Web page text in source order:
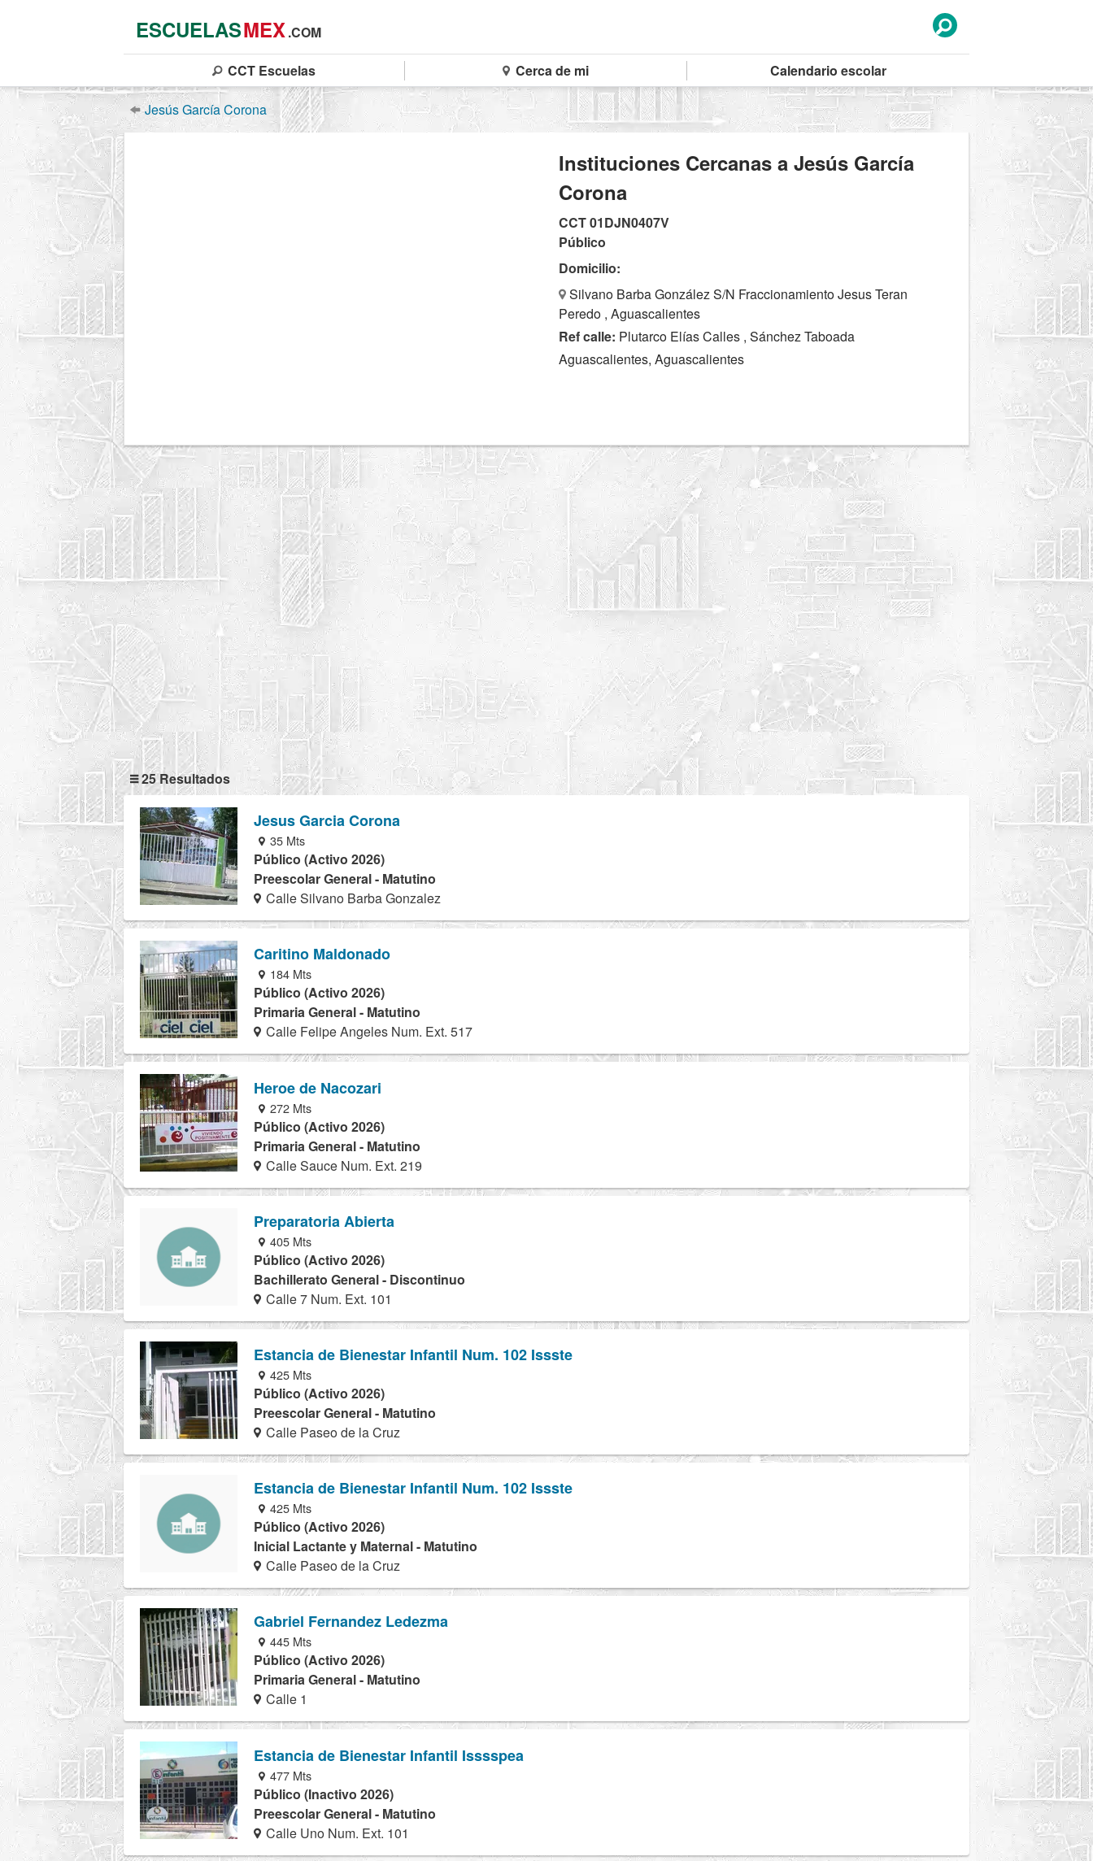
ESCUELASMEX.COM
CCT Escuelas Cerca de mi Calendario escolar
Jesús García Corona
Instituciones Cercanas a Jesús García
Corona
CCT 01DJN0407V
Público
Domicilio:
Silvano Barba González S/N Fraccionamiento Jesus Teran
Peredo , Aguascalientes
Ref calle: Plutarco Elías Calles , Sánchez Taboada
Aguascalientes, Aguascalientes
25 Resultados
Jesus Garcia Corona
35 Mts
Público (Activo 2026)
Preescolar General - Matutino
Calle Silvano Barba Gonzalez
Caritino Maldonado
184 Mts
Público (Activo 2026)
Primaria General - Matutino
Calle Felipe Angeles Num. Ext. 517
Heroe de Nacozari
272 Mts
Público (Activo 2026)
Primaria General - Matutino
Calle Sauce Num. Ext. 219
Preparatoria Abierta
405 Mts
Público (Activo 2026)
Bachillerato General - Discontinuo
Calle 7 Num. Ext. 101
Estancia de Bienestar Infantil Num. 102 Issste
425 Mts
Público (Activo 2026)
Preescolar General - Matutino
Calle Paseo de la Cruz
Estancia de Bienestar Infantil Num. 102 Issste
425 Mts
Público (Activo 2026)
Inicial Lactante y Maternal - Matutino
Calle Paseo de la Cruz
Gabriel Fernandez Ledezma
445 Mts
Público (Activo 2026)
Primaria General - Matutino
Calle 1
Estancia de Bienestar Infantil Isssspea
477 Mts
Público (Inactivo 2026)
Preescolar General - Matutino
Calle Uno Num. Ext. 101